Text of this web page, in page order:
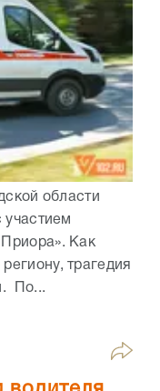
области
Как
трагедия
По...